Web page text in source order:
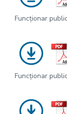
Funcționar public
Funcționar public